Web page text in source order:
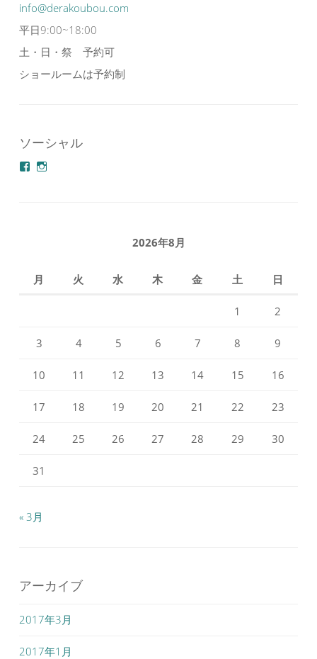
info@derakoubou.com
平日9:00~18:00
土・日・祭 予約可
ショールームは予約制
ソーシャル
azuminonoie
を
derakoubou
2026年8月
月 火 水 木 金 土 日
1 2
3 4 5 6 7 8 9
10 11 12 13 14 15 16
17 18 19 20 21 22 23
24 25 26 27 28 29 30
31
« 3月
アーカイブ
2017年3月
2017年1月